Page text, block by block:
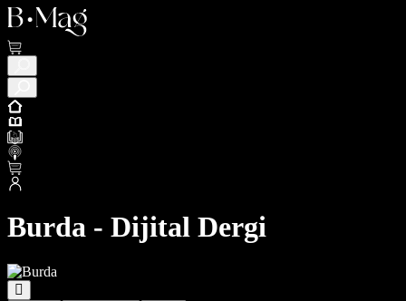
Burda - Dijital Dergi